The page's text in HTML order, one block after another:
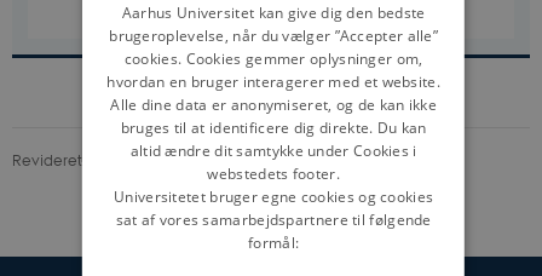
Print PDF
Revideret 13.04.2021-Stefan Iversen
Aarhus Universitet kan give dig den bedste
brugeroplevelse, når du vælger ”Accepter alle”
cookies. Cookies gemmer oplysninger om,
hvordan en bruger interagerer med et website.
Alle dine data er anonymiseret, og de kan ikke
bruges til at identificere dig direkte. Du kan
altid ændre dit samtykke under Cookies i
webstedets footer.
Universitetet bruger egne cookies og cookies
sat af vores samarbejdspartnere til følgende
formål: